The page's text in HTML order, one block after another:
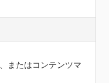
またはコンテンツマ